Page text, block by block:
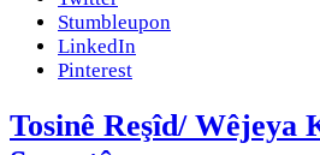
Stumbleupon
LinkedIn
Pinterest
Tosinê Reşîd/ Wêjeya